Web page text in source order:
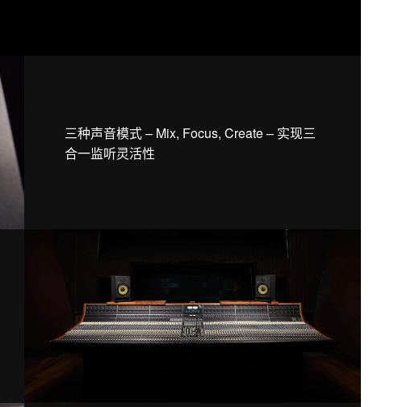
三种声音模式 – Mix, Focus, Create – 实现三
合一监听灵活性